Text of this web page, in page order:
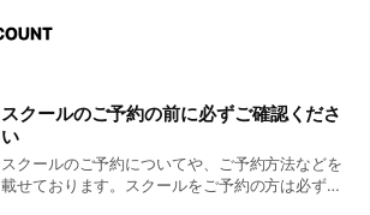
スクールのご予約の前に必ずご確認くださ
い
スクールのご予約についてや、ご予約方法などを
載せております。スクールをご予約の方は必ずご